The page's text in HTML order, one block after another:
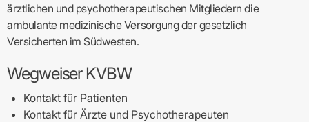
ärztlichen und psychotherapeutischen Mitgliedern die
ambulante medizinische Versorgung der gesetzlich
Versicherten im Südwesten.
Wegweiser KVBW
Kontakt für Patienten
Kontakt für Ärzte und Psychotherapeuten